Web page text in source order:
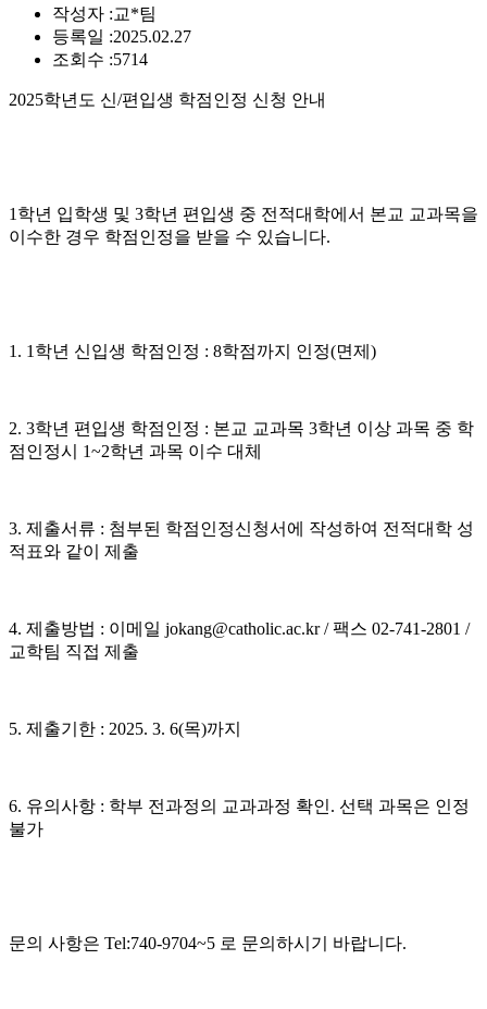
작성자 :교*팀
등록일 :2025.02.27
조회수 :5714
2025학년도 신/편입생 학점인정 신청 안내
1학년 입학생 및 3학년 편입생 중 전적대학에서 본교 교과목을
이수한 경우 학점인정을 받을 수 있습니다.
1. 1학년 신입생 학점인정 : 8학점까지 인정(면제)
2. 3학년 편입생 학점인정 : 본교 교과목 3학년 이상 과목 중 학
점인정시 1~2학년 과목 이수 대체
3. 제출서류 : 첨부된 학점인정신청서에 작성하여 전적대학 성
적표와 같이 제출
4. 제출방법 : 이메일 jokang@catholic.ac.kr / 팩스 02-741-2801 /
교학팀 직접 제출
5. 제출기한 : 2025. 3. 6(목)까지
6. 유의사항 : 학부 전과정의 교과과정 확인. 선택 과목은 인정
불가
문의 사항은 Tel:740-9704~5 로 문의하시기 바랍니다.